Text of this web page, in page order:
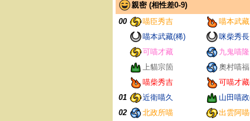
親密 (相性差0-9)
00
喵臣秀吉 喵本武藏
喵本武藏(稀)
咪柴秀長
可喵才藏
九鬼喵隆
上貓宗箇
奧村喵福
喵柴秀吉
可喵才
01
近衛喵久 山田喵
02
北政所喵 出雲阿